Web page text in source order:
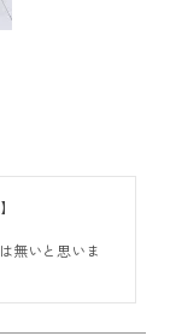
無いと思いま